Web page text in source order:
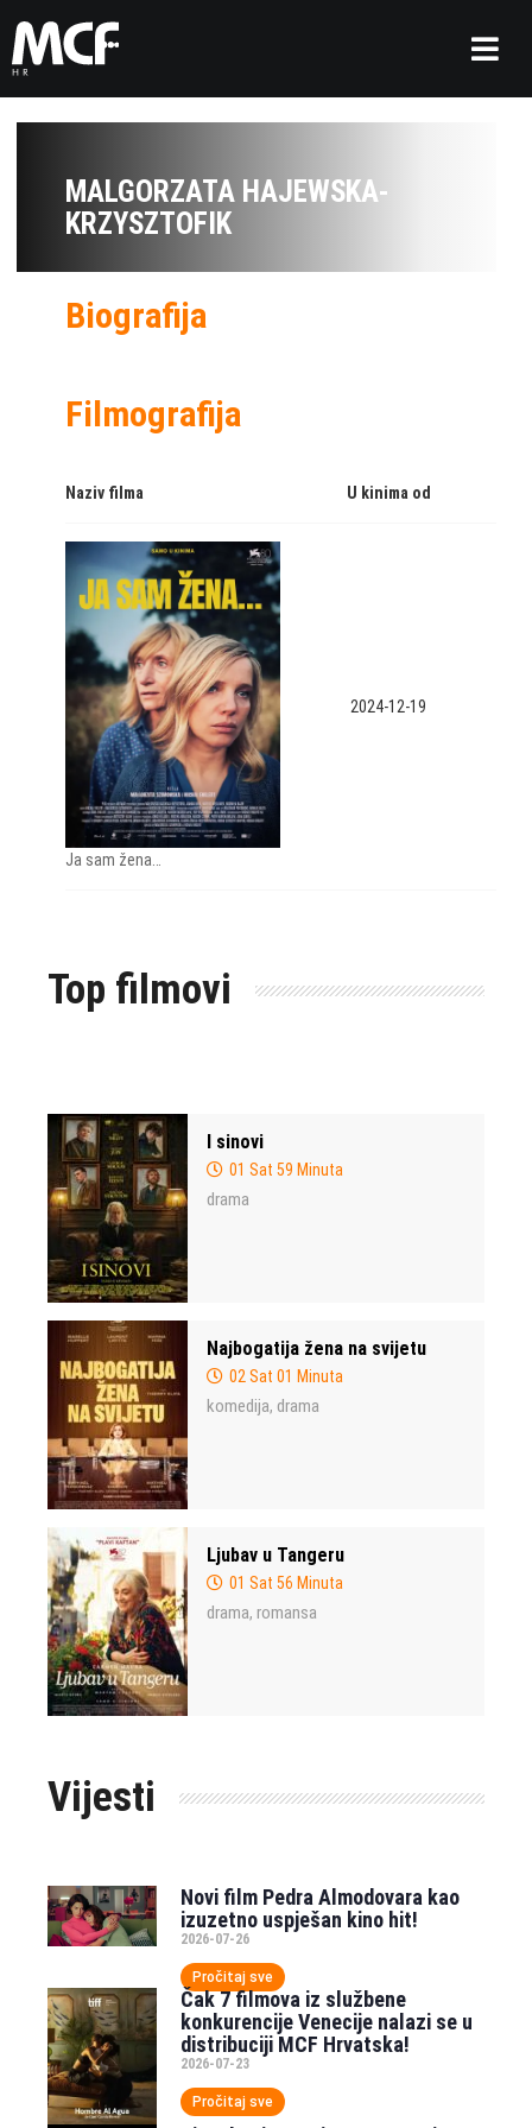
MALGORZATA HAJEWSKA-
KRZYSZTOFIK
Biografija
Filmografija
Naziv filma U kinima od
Ja sam žena…
2024-12-19
Top filmovi
I sinovi
01 Sat 59 Minuta
drama
Najbogatija žena na svijetu
02 Sat 01 Minuta
komedija, drama
Ljubav u Tangeru
01 Sat 56 Minuta
drama, romansa
Vijesti
Novi film Pedra Almodovara kao
izuzetno uspješan kino hit!
2026-07-26
Pročitaj sve
Čak 7 filmova iz službene
konkurencije Venecije nalazi se u
distribuciji MCF Hrvatska!
2026-07-23
Pročitaj sve